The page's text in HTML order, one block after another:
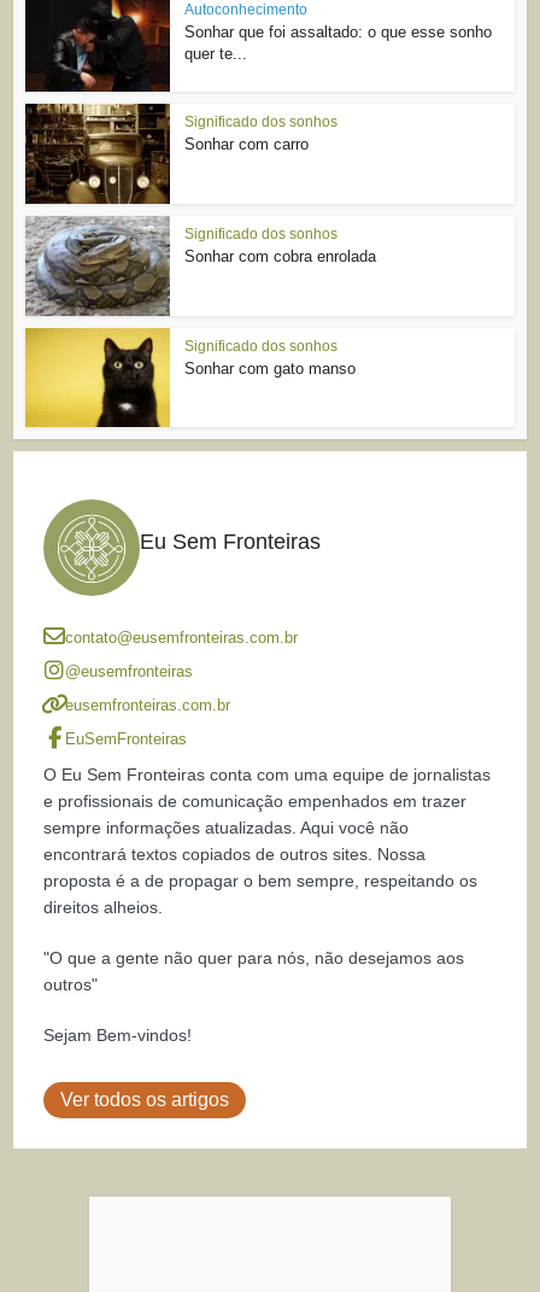
Autoconhecimento
Sonhar que foi assaltado: o que esse sonho
quer te...
Significado dos sonhos
Sonhar com carro
Significado dos sonhos
Sonhar com cobra enrolada
Significado dos sonhos
Sonhar com gato manso
Eu Sem Fronteiras
contato@eusemfronteiras.com.br
@eusemfronteiras
eusemfronteiras.com.br
EuSemFronteiras
O Eu Sem Fronteiras conta com uma equipe de jornalistas
e profissionais de comunicação empenhados em trazer
sempre informações atualizadas. Aqui você não
encontrará textos copiados de outros sites. Nossa
proposta é a de propagar o bem sempre, respeitando os
direitos alheios.
"O que a gente não quer para nós, não desejamos aos
outros"
Sejam Bem-vindos!
Ver todos os artigos